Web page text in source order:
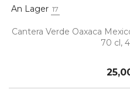
An Lager 17
Cantera Verde Oaxaca
70 cl,